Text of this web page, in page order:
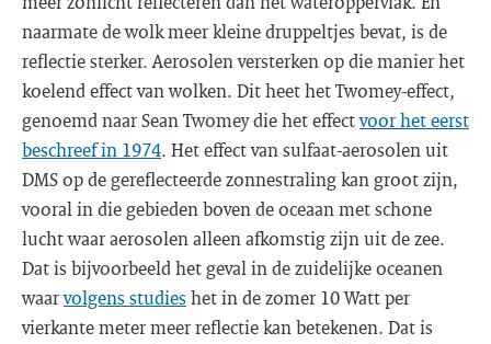
naarmate de wolk meer kleine druppeltjes bevat, is de
reflectie sterker. Aerosolen versterken op die manier het
koelend effect van wolken. Dit heet het Twomey-effect,
genoemd naar Sean Twomey die het effectvoor het eerst
beschreef in 1974. Het effect van sulfaat-aerosolen uit
DMS op de gereflecteerde zonnestraling kan groot zijn,
vooral in die gebieden boven de oceaan met schone
lucht waar aerosolen alleen afkomstig zijn uit de zee.
Dat is bijvoorbeeld het geval in de zuidelijke oceanen
waarvolgens studieshet in de zomer 10 Watt per
vierkante meter meer reflectie kan betekenen. Dat is